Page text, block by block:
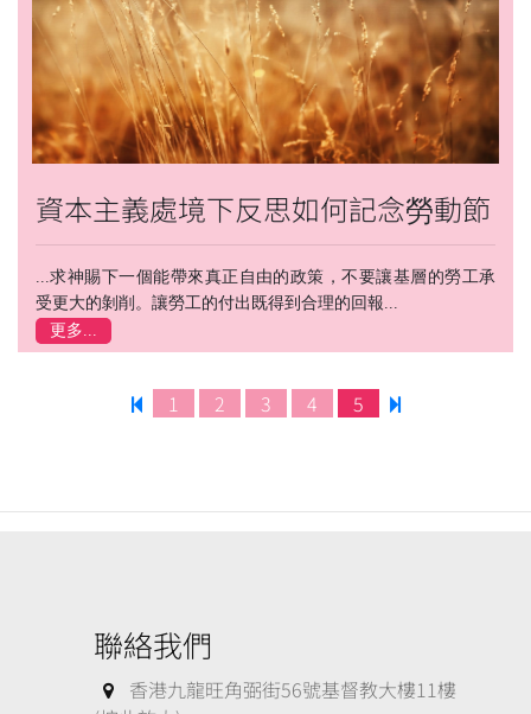
資本主義處境下反思如何記念勞動節
...求神賜下一個能帶來真正自由的政策，不要讓基層的勞工承
受更大的剝削。讓勞工的付出既得到合理的回報...
更多...
1 2 3 4 5
聯絡我們
香港九龍旺角弼街56號基督教大樓11樓